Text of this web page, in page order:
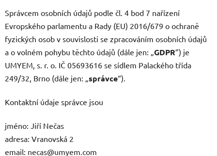
Správcem osobních údajů podle čl. 4 bod 7 nařízení
Evropského parlamentu a Rady (EU) 2016/679 o ochraně
fyzických osob v souvislosti se zpracováním osobních údajů
a o volném pohybu těchto údajů (dále jen: „GDPR”) je
UMYEM, s. r. o. IČ 05693616 se sídlem Palackého třída
249/32, Brno (dále jen: „správce“).
Kontaktní údaje správce jsou
jméno: Jiří Nečas
adresa: Vranovská 2
email: necas@umyem.com